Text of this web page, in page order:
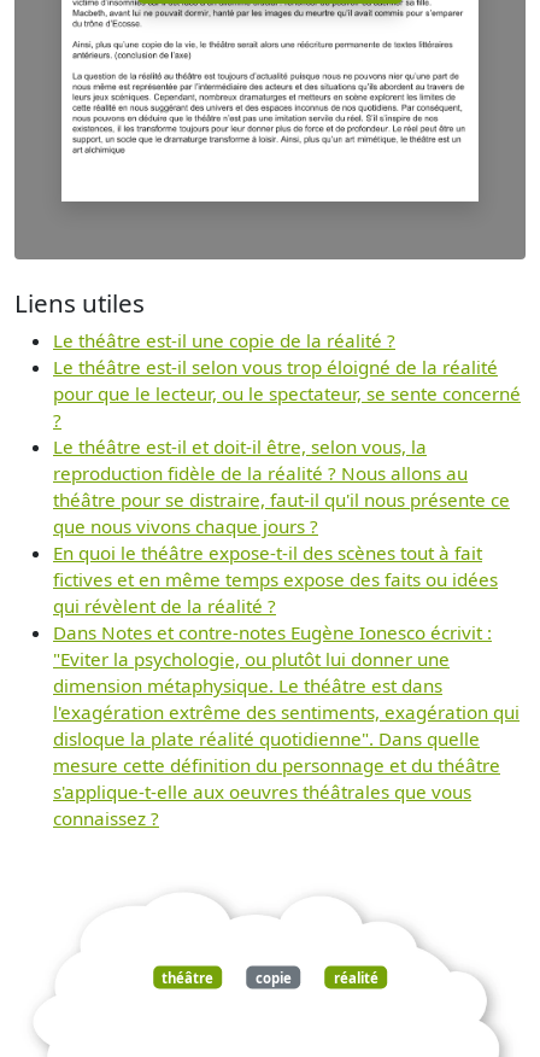
Liens utiles
Le théâtre est-il une copie de la réalité ?
Le théâtre est-il selon vous trop éloigné de la réalité
pour que le lecteur, ou le spectateur, se sente concerné
?
Le théâtre est-il et doit-il être, selon vous, la
reproduction fidèle de la réalité ? Nous allons au
théâtre pour se distraire, faut-il qu'il nous présente ce
que nous vivons chaque jours ?
En quoi le théâtre expose-t-il des scènes tout à fait
fictives et en même temps expose des faits ou idées
qui révèlent de la réalité ?
Dans Notes et contre-notes Eugène Ionesco écrivit :
"Eviter la psychologie, ou plutôt lui donner une
dimension métaphysique. Le théâtre est dans
l'exagération extrême des sentiments, exagération qui
disloque la plate réalité quotidienne". Dans quelle
mesure cette définition du personnage et du théâtre
s'applique-t-elle aux oeuvres théâtrales que vous
connaissez ?
théâtre copie réalité